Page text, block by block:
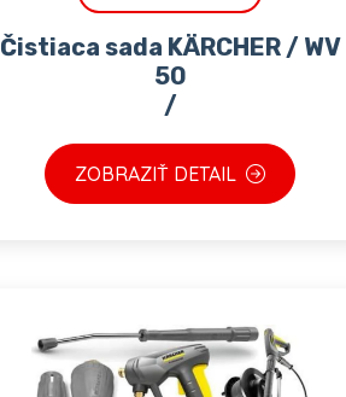
Čistiaca sada KÄRCHER / WV
50
/
ZOBRAZIŤ DETAIL